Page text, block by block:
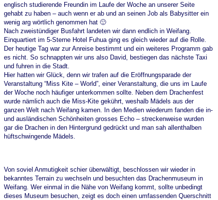
englisch studierende Freundin im Laufe der Woche an unserer Seite
gehabt zu haben – auch wenn er ab und an seinen Job als Babysitter ein
wenig arg wörtlich genommen hat 🙂
Nach zweistündiger Busfahrt landeten wir dann endlich in Weifang.
Einquartiert im 5-Sterne Hotel Fuhua ging es gleich wieder auf die Rolle.
Der heutige Tag war zur Anreise bestimmt und ein weiteres Programm gab
es nicht. So schnappten wir uns also David, bestiegen das nächste Taxi
und fuhren in die Stadt.
Hier hatten wir Glück, denn wir trafen auf die Eröffnungsparade der
Veranstaltung “Miss Kite – World”, einer Veranstaltung, die uns im Laufe
der Woche noch häufiger unterkommen sollte. Neben dem Drachenfest
wurde nämlich auch die Miss-Kite gekührt, weshalb Mädels aus der
ganzen Welt nach Weifang kamen. In den Medien wiederum fanden die in-
und ausländischen Schönheiten grosses Echo – streckenweise wurden
gar die Drachen in den Hintergrund gedrückt und man sah allenthalben
hüftschwingende Mädels.
Von soviel Anmutigkeit schier überwältigt, beschlossen wir wieder in
bekanntes Terrain zu wechseln und besuchten das Drachenmuseum in
Weifang. Wer einmal in die Nähe von Weifang kommt, sollte unbedingt
dieses Museum besuchen, zeigt es doch einen umfassenden Querschnitt